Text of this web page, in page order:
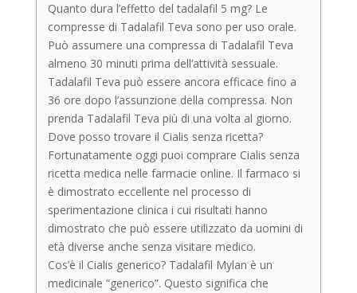
Quanto dura l’effetto del tadalafil 5 mg? Le
compresse di Tadalafil Teva sono per uso orale.
Può assumere una compressa di Tadalafil Teva
almeno 30 minuti prima dell’attività sessuale.
Tadalafil Teva può essere ancora efficace fino a
36 ore dopo l’assunzione della compressa. Non
prenda Tadalafil Teva più di una volta al giorno.
Dove posso trovare il Cialis senza ricetta?
Fortunatamente oggi puoi comprare Cialis senza
ricetta medica nelle farmacie online. Il farmaco si
è dimostrato eccellente nel processo di
sperimentazione clinica i cui risultati hanno
dimostrato che può essere utilizzato da uomini di
età diverse anche senza visitare medico.
Cos’è il Cialis generico? Tadalafil Mylan è un
medicinale “generico”. Questo significa che